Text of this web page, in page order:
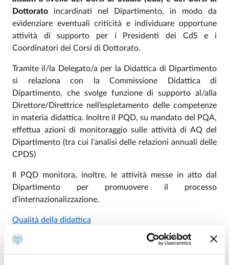
Dottorato incardinati nel Dipartimento, in modo da
evidenziare eventuali criticità e individuare opportune
attività di supporto per i Presidenti dei CdS e i
Coordinatori dei Corsi di Dottorato.
Tramite il/la Delegato/a per la Didattica di Dipartimento
si relaziona con la Commissione Didattica di
Dipartimento, che svolge funzione di supporto al/alla
Direttore/Direttrice nell’espletamento delle competenze
in materia didattica. Inoltre il PQD, su mandato del PQA,
effettua azioni di monitoraggio sulle attività di AQ del
Dipartimento (tra cui l’analisi delle relazioni annuali delle
CPDS)
Il PQD monitora, inoltre, le attività messe in atto dal
Dipartimento per promuovere il processo
d’internazionalizzazione.
Qualità della didattica